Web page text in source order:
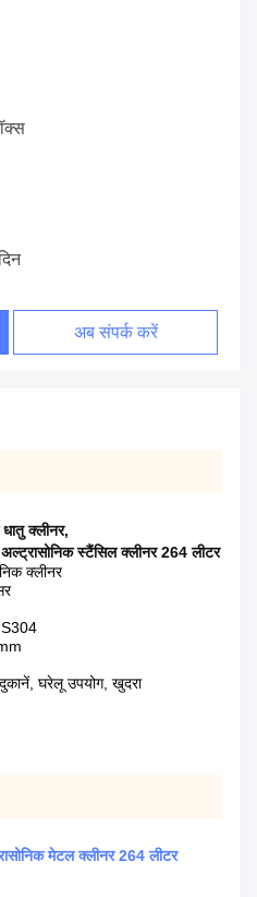
अब संपर्क करें
क्लीनर,
अल्ट्रासोनिक स्टैंसिल क्लीनर 264 लीटर
क्लीनर
घरेलू उपयोग, खुदरा
मेटल क्लीनर 264 लीटर